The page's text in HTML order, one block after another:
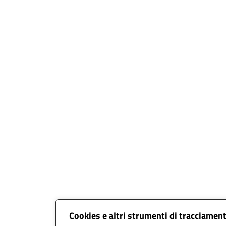
Cookies e altri strumenti di